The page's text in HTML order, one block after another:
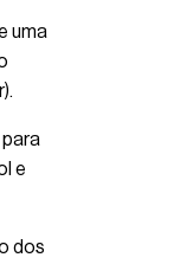
uma
e
dos